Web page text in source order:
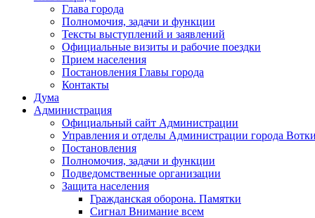
Глава города
Полномочия, задачи и функции
Тексты выступлений и заявлений
Официальные визиты и рабочие поездки
Прием населения
Постановления Главы города
Контакты
Дума
Администрация
Официальный сайт Администрации
Управления и отделы Администрации города
Постановления
Полномочия, задачи и функции
Подведомственные организации
Защита населения
Гражданская оборона. Памятки
Сигнал Внимание всем